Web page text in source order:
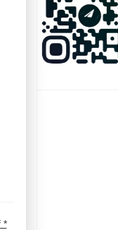
*